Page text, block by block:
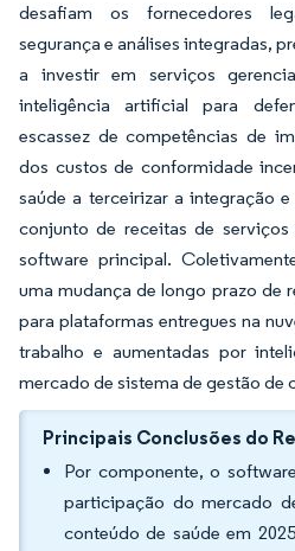
desafiam os fornecedores
segurança e análises integradas,
a investir em serviços
inteligência artificial para
escassez de competências de
dos custos de conformidade
saúde a terceirizar a integração
conjunto de receitas de
software principal.
uma mudança de longo prazo de
para plataformas entregues na
trabalho e aumentadas por
mercado de sistema de gestão de
Principais Conclusões do
Por componente, o
participação do mercado
conteúdo de saúde em